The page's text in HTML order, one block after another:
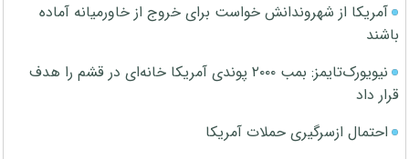
آمریکا از شهروندانش خواست برای خروج از خاورمیانه آماده
باشند
نیویورک‌تایمز: بمب ۲۰۰۰ پوندی آمریکا خانه‌ای در قشم را هدف
قرار داد
احتمال ازسرگیری حملات آمریکا